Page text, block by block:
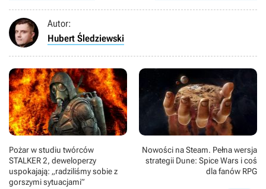
Autor:
Hubert Śledziewski
Pożar w studiu twórców
STALKER 2, deweloperzy
uspokajają: „radziliśmy sobie z
gorszymi sytuacjami”
Nowości na Steam. Pełna wersja
strategii Dune: Spice Wars i coś
dla fanów RPG